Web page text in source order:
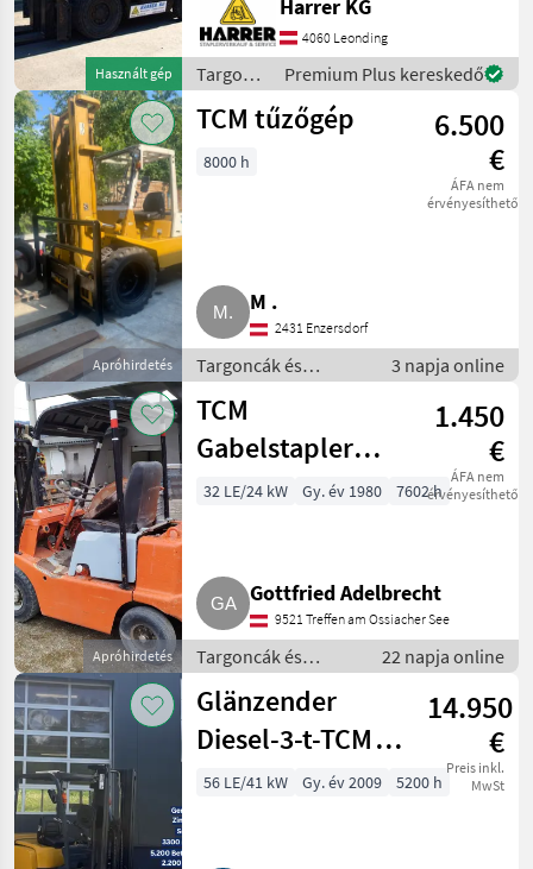
Használt gép
2730 mm - Hubhöhe: 3970
mm - 3. + 4. Steuerventil
Harrer KG
4060 Leonding
Targoncák
és
raktártechnika
Premium Plus kereskedő
Apróhirdetés
TCM tűzőgép
6.500
€
ÁFA nem
érvényesíthető
8000 h
M .
2431 Enzersdorf
Targoncák és
raktártechnika /
Targonca
3 napja online
Apróhirdetés
TCM
Gabelstapler
FG15N
1.450
€
ÁFA nem
érvényesíthető
32 LE/24 kW Gy. év 1980 7602 h
Gottfried Adelbrecht
9521 Treffen am Ossiacher See
Targoncák és
raktártechnika /
Targonca
22 napja online
Glänzender
Diesel-3-t-TCM
FD30T3 Duplex-
14.950
€
Preis inkl.
MwSt
56 LE/41 kW Gy. év 2009 5200 h